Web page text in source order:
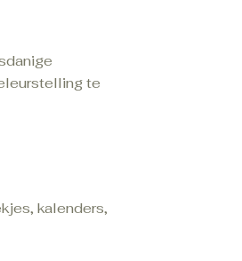
te
kalenders,